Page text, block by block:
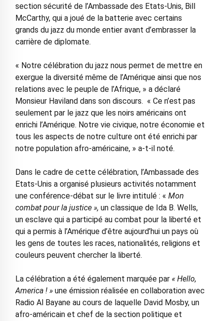
section sécurité de l’Ambassade des Etats-Unis, Bill
McCarthy, qui a joué de la batterie avec certains
grands du jazz du monde entier avant d’embrasser la
carrière de diplomate.
« Notre célébration du jazz nous permet de mettre en
exergue la diversité même de l’Amérique ainsi que nos
relations avec le peuple de l’Afrique, » a déclaré
Monsieur Haviland dans son discours. « Ce n’est pas
seulement par le jazz que les noirs américains ont
enrichi l’Amérique. Notre vie civique, notre économie et
tous les aspects de notre culture ont été enrichi par
notre population afro-américaine, » a-t-il noté.
Dans le cadre de cette célébration, l’Ambassade des
Etats-Unis a organisé plusieurs activités notamment
une conférence-débat sur le livre intitulé : « Mon
combat pour la justice », un classique de Ida B. Wells,
un esclave qui a participé au combat pour la liberté et
qui a permis à l’Amérique d’être aujourd’hui un pays où
les gens de toutes les races, nationalités, religions et
couleurs peuvent chercher la liberté.
La célébration a été également marquée par « Hello,
America ! »une émission réalisée en collaboration avec
Radio Al Bayane au cours de laquelle David Mosby, un
afro-américain et chef de la section politique et